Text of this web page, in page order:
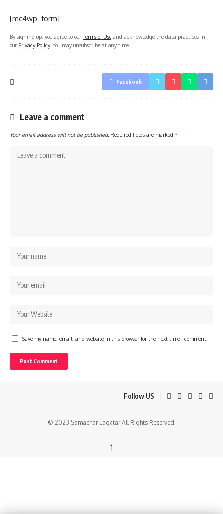
[mc4wp_form]
By signing up, you agree to ourTerms of Use and acknowledge the data practices in
our Privacy Policy. You may unsubscribe at any time.
Facebook
Leave a comment
Your email address will not be published. Required fields are marked *
Save my name, email, and website in this browser for the next time I comment.
Follow US
© 2023 Samachar Lagatar All Rights Reserved.
↑